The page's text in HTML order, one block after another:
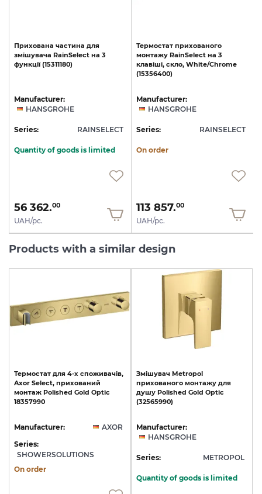
Прихована частина для
змішувача RainSelect на 3
функції (15311180)
Manufacturer:
HANSGROHE
Series: RAINSELECT
Quantity of goods is limited
56 362.00
UAH/pc.
Термостат прихованого
монтажу RainSelect на 3
клавіші, скло, White/Chrome
(15356400)
Manufacturer:
HANSGROHE
Series: RAINSELECT
On order
113 857.00
UAH/pc.
Products with a similar design
Термостат для 4-х споживачів,
Axor Select, прихований
монтаж Polished Gold Optic
18357990
Manufacturer:
AXOR
Series:
SHOWERSOLUTIONS
On order
Змішувач Metropol
прихованого монтажу для
душу Polished Gold Optic
(32565990)
Manufacturer:
HANSGROHE
Series: METROPOL
Quantity of goods is limited